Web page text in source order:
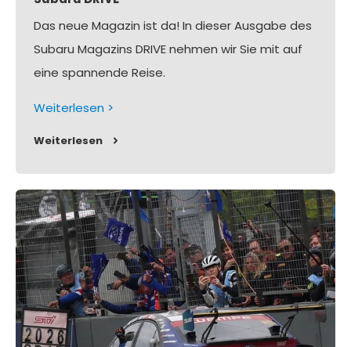
Das neue Magazin ist da! In dieser Ausgabe des
Subaru Magazins DRIVE nehmen wir Sie mit auf
eine spannende Reise.
Weiterlesen >
Weiterlesen